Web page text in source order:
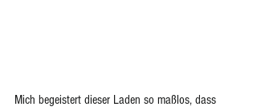
Mich begeistert dieser Laden so maßlos, dass